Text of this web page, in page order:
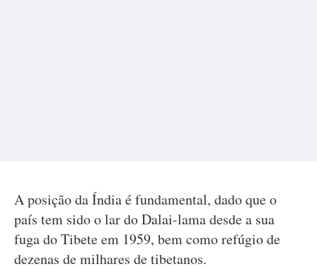
A posição da Índia é fundamental, dado que o
país tem sido o lar do Dalai-lama desde a sua
fuga do Tibete em 1959, bem como refúgio de
dezenas de milhares de tibetanos.